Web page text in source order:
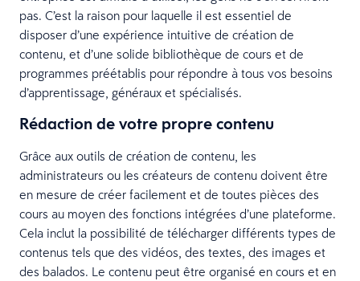
pas. C’est la raison pour laquelle il est essentiel de
disposer d’une expérience intuitive de création de
contenu, et d’une solide bibliothèque de cours et de
programmes préétablis pour répondre à tous vos besoins
d’apprentissage, généraux et spécialisés.
Rédaction de votre propre contenu
Grâce aux outils de création de contenu, les
administrateurs ou les créateurs de contenu doivent être
en mesure de créer facilement et de toutes pièces des
cours au moyen des fonctions intégrées d’une plateforme.
Cela inclut la possibilité de télécharger différents types de
contenus tels que des vidéos, des textes, des images et
des balados. Le contenu peut être organisé en cours et en